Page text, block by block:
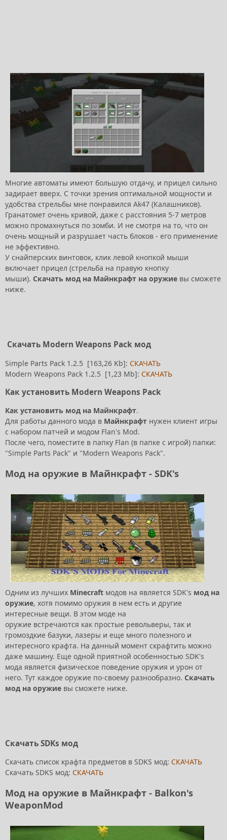
Многие автоматы имеют большую отдачу, и прицел сильно
задирает вверх. С точки зрения оптимальной мощности и
удобства стрельбы мне понравился Ak47 (Калашников).
Гранатомет очень кривой, даже с расстояния 5-7 метров
можно промахнуться по зомби. И не смотря на то, что он
очень мощный и разрушает часть блоков - его применение
не эффективно.
У снайперских винтовок, клик левой кнопкой мыши
включает прицел (стрельба на правую кнопку
мыши). Скачать мод на Майнкрафт на оружие вы сможете
ниже.
Скачать Modern Weapons Pack мод
Simple Parts Pack 1.2.5 [163,26 Kb]: СКАЧАТЬ
Modern Weapons Pack 1.2.5 [1,23 Mb]: СКАЧАТЬ
Как установить Modern Weapons Pack
Как установить мод на Майнкрафт.
Для работы данного мода в Майнкрафт нужен клиент игры
с набором патчей и модом Flan's Mod.
После чего, поместите в папку Flan (в папке с игрой) папки:
"Simple Parts Pack" и "Modern Weapons Pack".
Мод на оружие в Майнкрафт - SDK's
Одним из лучших Minecraft модов на является SDK's мод на
оружие, хотя помимо оружия в нем есть и другие
интересные вещи. В этом моде на
оружие встречаются как простые револьверы, так и
громоздкие базуки, лазеры и еще много полезного и
интересного крафта. На данный момент скрафтить можно
даже машину. Еще одной приятной особенностью SDK's
мода является физическое поведение оружия и урон от
него. Тут каждое оружие по-своему разнообразно. Скачать
мод на оружие вы сможете ниже.
Скачать SDKs мод
Скачать список крафта предметов в SDKS мод: СКАЧАТЬ
Скачать SDKS мод: СКАЧАТЬ
Мод на оружие в Майнкрафт - Balkon's
WeaponMod